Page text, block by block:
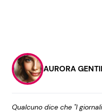
AURORA
Qualcuno dice che "I